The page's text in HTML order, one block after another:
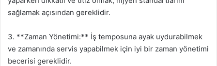
sağlamak açısından gereklidir.
3. **Zaman Yönetimi:** İş temposuna ayak uydurabilmek
ve zamanında servis yapabilmek için iyi bir zaman yönetimi
becerisi gereklidir.